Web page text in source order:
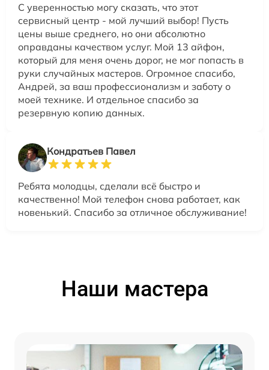
С уверенностью могу сказать, что этот
сервисный центр - мой лучший выбор! Пусть
цены выше среднего, но они абсолютно
оправданы качеством услуг. Мой 13 айфон,
который для меня очень дорог, не мог попасть в
руки случайных мастеров. Огромное спасибо,
Андрей, за ваш профессионализм и заботу о
моей технике. И отдельное спасибо за
резервную копию данных.
Кондратьев Павел
Ребята молодцы, сделали всё быстро и
качественно! Мой телефон снова работает, как
новенький. Спасибо за отличное обслуживание!
Наши мастера